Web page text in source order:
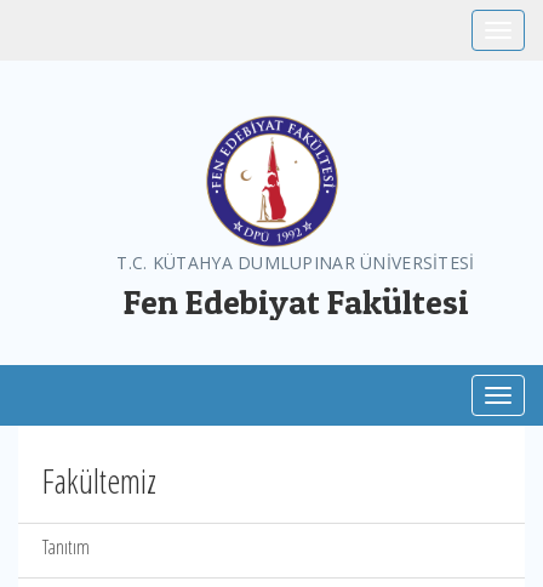
T.C. KÜTAHYA DUMLUPINAR ÜNİVERSİTESİ
Fen Edebiyat Fakültesi
Fakültemiz
Tanıtım